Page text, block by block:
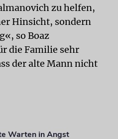
zu helfen,
Hinsicht, sondern
so Boaz
die Familie sehr
der alte Mann nicht
Warten in Angst